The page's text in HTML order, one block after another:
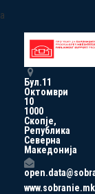
a
Бул.11
Октомври
10
1000
Скопје,
Република
Северна
Македонија
www.sobranie.mk